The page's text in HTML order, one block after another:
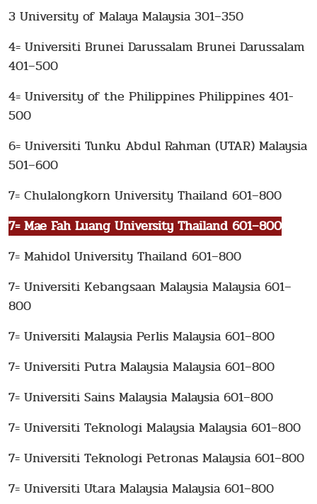
3 University of Malaya Malaysia 301–350
4= Universiti Brunei Darussalam Brunei Darussalam
401–500
4= University of the Philippines Philippines 401-
500
6= Universiti Tunku Abdul Rahman (UTAR) Malaysia
501–600
7= Chulalongkorn University Thailand 601–800
7= Mae Fah Luang University Thailand 601–800
7= Mahidol University Thailand 601–800
7= Universiti Kebangsaan Malaysia Malaysia 601–
800
7= Universiti Malaysia Perlis Malaysia 601–800
7= Universiti Putra Malaysia Malaysia 601–800
7= Universiti Sains Malaysia Malaysia 601–800
7= Universiti Teknologi Malaysia Malaysia 601–800
7= Universiti Teknologi Petronas Malaysia 601–800
7= Universiti Utara Malaysia Malaysia 601–800